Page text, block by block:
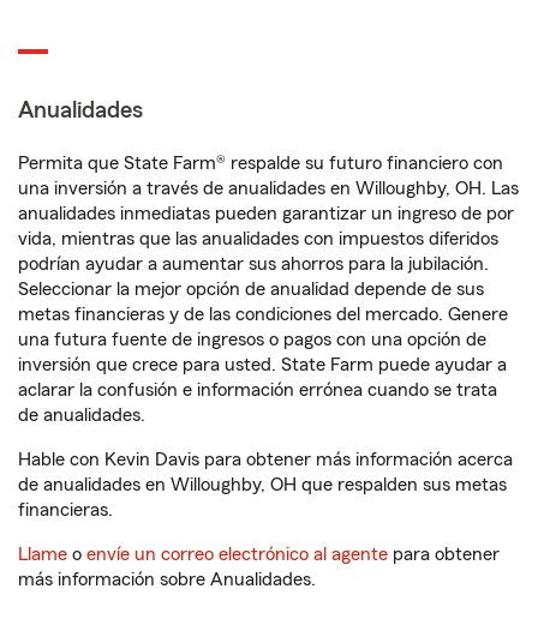
Anualidades
Permita que State Farm® respalde su futuro financiero con
una inversión a través de anualidades en Willoughby, OH. Las
anualidades inmediatas pueden garantizar un ingreso de por
vida, mientras que las anualidades con impuestos diferidos
podrían ayudar a aumentar sus ahorros para la jubilación.
Seleccionar la mejor opción de anualidad depende de sus
metas financieras y de las condiciones del mercado. Genere
una futura fuente de ingresos o pagos con una opción de
inversión que crece para usted. State Farm puede ayudar a
aclarar la confusión e información errónea cuando se trata
de anualidades.
Hable con Kevin Davis para obtener más información acerca
de anualidades en Willoughby, OH que respalden sus metas
financieras.
Llame o envíe un correo electrónico al agente para obtener
más información sobre Anualidades.